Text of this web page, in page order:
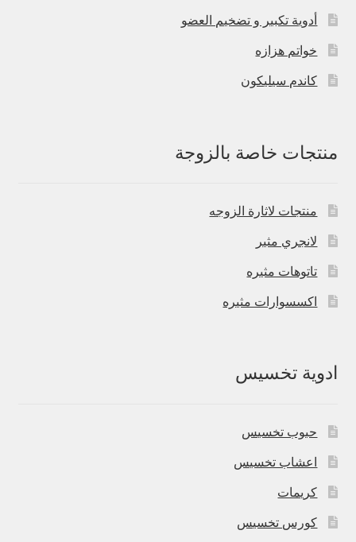
أدوية تكبير و تضخيم العضو
خواتم هزازه
كاندم سيليكون
منتجات خاصة بالزوجة
منتجات لاثارة الزوجه
لانجري مثير
تاتوهات مثيره
اكسسوارات مثيره
ادوية تخسيس
حبوب تخسيس
اعشاب تخسيس
كريمات
كورس تخسيس